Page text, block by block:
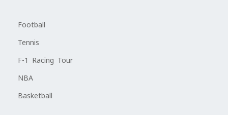
Football
Tennis
F-1 Racing Tour
NBA
Basketball